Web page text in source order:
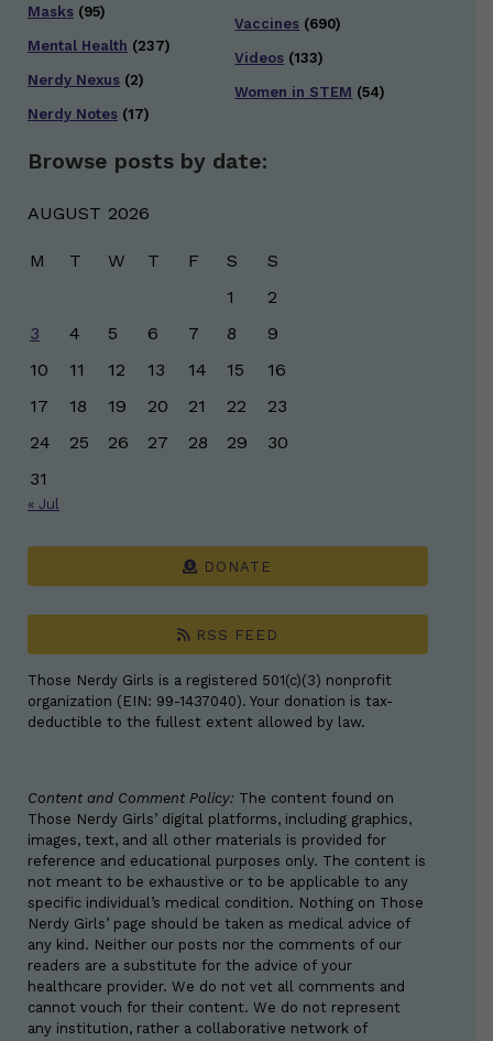
Masks (95)
Mental Health (237)
Nerdy Nexus (2)
Nerdy Notes (17)
Vaccines (690)
Videos (133)
Women in STEM (54)
Browse posts by date:
AUGUST 2026
M T W T F S
S
1
2
3
4 5 6 7 8
9
10
11 12 13 14 15
16
17
18 19 20 21 22
23
24
25 26 27 28 29
30
31
« Jul
DONATE
RSS FEED
Those Nerdy Girls is a registered 501(c)(3) nonprofit
organization (EIN: 99-1437040). Your donation is tax-
deductible to the fullest extent allowed by law.
Content and Comment Policy: The content found on
Those Nerdy Girls’ digital platforms, including graphics,
images, text, and all other materials is provided for
reference and educational purposes only. The content is
not meant to be exhaustive or to be applicable to any
specific individual’s medical condition. Nothing on Those
Nerdy Girls’ page should be taken as medical advice of
any kind. Neither our posts nor the comments of our
readers are a substitute for the advice of your
healthcare provider. We do not vet all comments and
cannot vouch for their content. We do not represent
any institution, rather a collaborative network of